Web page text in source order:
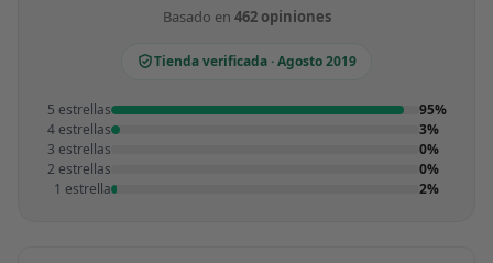
Basado en 462 opiniones
Tienda verificada · Agosto 2019
5 estrellas
95%
4 estrellas
3%
3 estrellas
0%
2 estrellas
0%
1 estrella
2%